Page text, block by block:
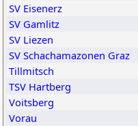
SV Eisenerz
SV Gamlitz
SV Liezen
SV Schachamazonen Graz
Tillmitsch
TSV Hartberg
Voitsberg
Vorau